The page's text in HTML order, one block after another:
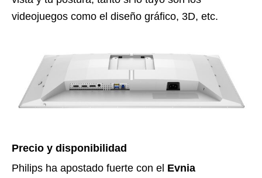
videojuegos como el diseño gráfico, 3D, etc.
Precio y disponibilidad
Philips ha apostado fuerte con el Evnia